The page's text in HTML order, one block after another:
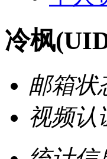
冷枫
邮箱状
视频认